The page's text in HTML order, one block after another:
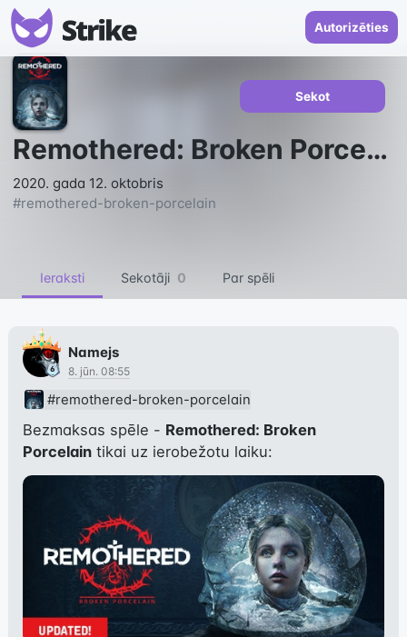
Autorizēties
Remothered: Broken Porcelain
2020. gada 12. oktobris
#remothered-broken-porcelain
Sekot
Ieraksti Sekotāji 0 Par spēli
Namejs
8. jūn. 08:55
#remothered-broken-porcelain
Bezmaksas spēle - Remothered: Broken
Porcelain tikai uz ierobežotu laiku: